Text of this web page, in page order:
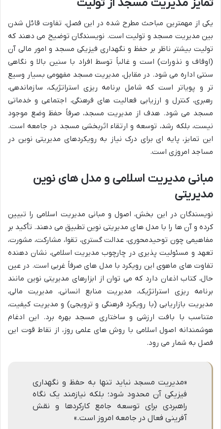
تمایز مدیریت مسجد از تولیت
یکی از مهمترین مباحث مطرح شده در این فصل، تفاوت قائل شدن
بین مدیریت مسجد و تولیت است. نویسندگان توضیح می دهند که
تولیت بیشتر ناظر بر حفظ و نگهداری فیزیکی مسجد و امور مالی آن
(اوقاف و نذورات) است و غالباً توسط افراد با سنین بالا و نگاهی
سنتی اداره می شود. در مقابل، مدیریت مسجد مفهومی بسیار وسیع
تر و پویاتر است که شامل برنامه ریزی استراتژیک، سازماندهی،
رهبری، کنترل و ارزیابی فعالیت های فرهنگی، اجتماعی و خدماتی
مسجد می شود. هدف از مدیریت مسجد، صرفاً حفظ وضع موجود
نیست، بلکه رشد، توسعه و ارتقاء اثربخشی مسجد در جامعه است.
این تمایز، پایه ای برای درک نیاز به رویکردهای مدیریتی نوین در
مساجد امروزی است.
مبانی مدیریت اسلامی و مدل های نوین
مدیریتی
نویسندگان در این بخش، اصول و مبانی مدیریت اسلامی را تبیین
کرده و آن ها را با مدل های مدیریتی نوین تطبیق می دهند. تأکید بر
مفاهیمی چون توحیدمحوری، عدالت گستری، تقوا، مشارکت، مشورت،
تعهد و مسئولیت پذیری در چارچوب مدیریت اسلامی، نشان دهنده
تفاوت های ماهوی این رویکرد با مدل های صرفاً غربی است. در عین
حال، کتاب اذعان دارد که می توان از ابزارهای مدیریتی نوین مانند
برنامه ریزی استراتژیک، مدیریت منابع انسانی، مدیریت مالی،
مدیریت بازاریابی (با رویکرد فرهنگی و ترویجی) و مدیریت کیفیت،
متناسب با بافت ارزشی و ساختاری مسجد بهره برد. این ادغام
هوشمندانه اصول اسلامی با روش های علمی روز، از نقاط قوت این
فصل به شمار می رود.
«مدیریت مسجد نباید تنها به حفظ و نگهداری
فیزیکی آن محدود شود؛ بلکه نیازمند یک نگاه
راهبردی برای توسعه جامع کارکردها و نقش
آفرینی فعال در جامعه امروز است.»